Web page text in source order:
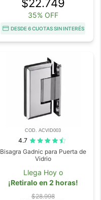
$22.749
35% OFF
DESDE 6 CUOTAS SIN INTERÉS
COD. ACVID003
4.7
Bisagra Gadnic para Puerta de
Vidrio
Llega Hoy o
¡Retiralo en 2 horas!
$28.998